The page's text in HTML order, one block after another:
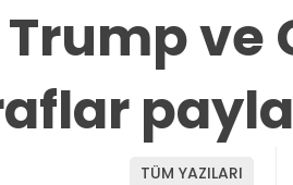
ve
TÜM YAZILARI